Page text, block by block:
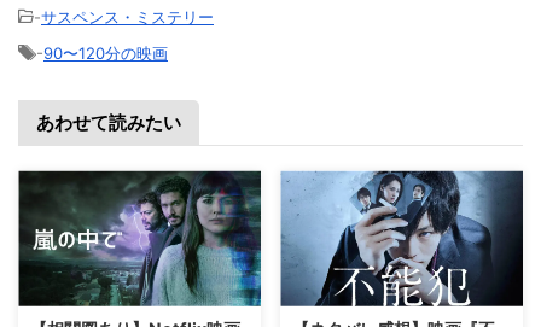
-サスペンス・ミステリー
-90〜120分の映画
あわせて読みたい